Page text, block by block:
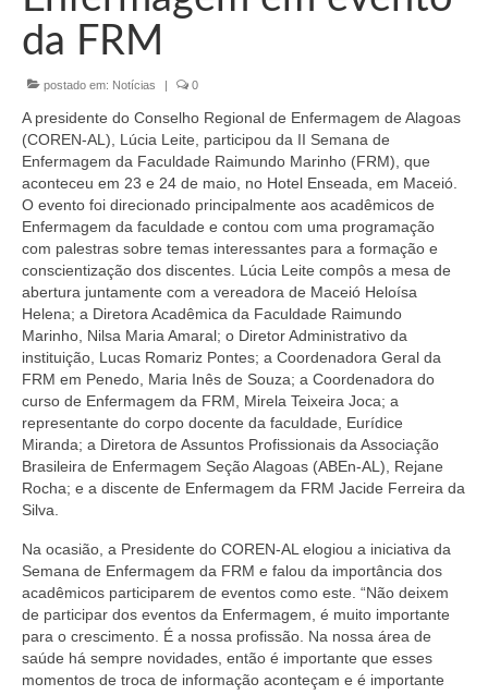
Conselheiros e Diretoria
Câmaras Técnicas
Carta de Serviços ao Cidadão
Governança
Transparência e Prestação de Contas
Eleições
Eleições Triênio 2027-2029
Eleições 2023
Eleições Anteriores
Agenda do presidente
Editais e licitação
Fiscalização
Responsabilidade Técnica
Legislações
da FRM
postado em: Notícias | 0
A presidente do Conselho Regional de Enfermagem de Alagoas
(COREN-AL), Lúcia Leite, participou da II Semana de
Enfermagem da Faculdade Raimundo Marinho (FRM), que
aconteceu em 23 e 24 de maio, no Hotel Enseada, em Maceió.
O evento foi direcionado principalmente aos acadêmicos de
Enfermagem da faculdade e contou com uma programação
com palestras sobre temas interessantes para a formação e
conscientização dos discentes. Lúcia Leite compôs a mesa de
abertura juntamente com a vereadora de Maceió Heloísa
Helena; a Diretora Acadêmica da Faculdade Raimundo
Marinho, Nilsa Maria Amaral; o Diretor Administrativo da
instituição, Lucas Romariz Pontes; a Coordenadora Geral da
FRM em Penedo, Maria Inês de Souza; a Coordenadora do
curso de Enfermagem da FRM, Mirela Teixeira Joca; a
representante do corpo docente da faculdade, Eurídice
Miranda; a Diretora de Assuntos Profissionais da Associação
Brasileira de Enfermagem Seção Alagoas (ABEn-AL), Rejane
Rocha; e a discente de Enfermagem da FRM Jacide Ferreira da
Silva.
Na ocasião, a Presidente do COREN-AL elogiou a iniciativa da
Semana de Enfermagem da FRM e falou da importância dos
acadêmicos participarem de eventos como este. “Não deixem
de participar dos eventos da Enfermagem, é muito importante
para o crescimento. É a nossa profissão. Na nossa área de
saúde há sempre novidades, então é importante que esses
momentos de troca de informação aconteçam e é importante